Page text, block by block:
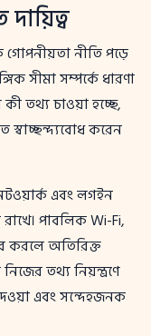
গোপনীয়তা নীতি পড়ে
সীমা সম্পর্কে ধারণা
তথ্য চাওয়া হচ্ছে,
স্বাচ্ছন্দ্যবোধ করেন
এবং লগইন
পাবলিক Wi-Fi,
করলে অতিরিক্ত
তথ্য নিয়ন্ত্রণে
এবং সন্দেহজনক